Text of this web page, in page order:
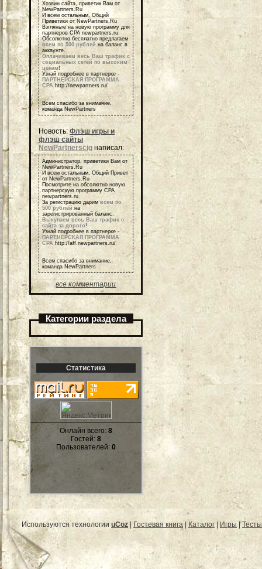
Хозяин сайта, приветик Вам от
NewPartners.Ru
И всем остальным, Общий
Приветики от NewPartners.Ru
Взгляньте на новую программу для
партнеров СРА newpartners.ru
Обсолютно бесплатно предлагаем
всем по 500 рублей на баланс в
аккаунте.
Оплачиваем весь Ваш трафик с
социальных сетей по высоким
ценам!
Узнай подробнее в партнерке -
ПАРТНЕРСКАЯ ПРОГРАММА
СРА http://newpartners.ru/
Всем спасибо за внимание,
команда NewPartners
Новость: Флэш игры и
флэш сайты
NewPartnerscig написал:
Администратор, приветики Вам от
NewPartners.Ru
И всем остальным, Общий Привет
от NewPartners.Ru
Посмотрите на обсолютно новую
партнерскую программу СРА
newpartners.ru
За регистрацию даримвсем по
500 рублей на
зарегистрированный баланс.
Выкупаем весь Ваш трафик с
сайта за дорого!
Узнай подробнее в партнерке -
ПАРТНЕРСКАЯ ПРОГРАММА
СРА http://aff.newpartners.ru/
Всем спасибо за внимание,
команда NewPartners
все комментарии
Категории раздела
Статистика
Онлайн всего: 8
Гостей: 8
Пользователей: 0
Используются технологии uCoz Гостевая книга| Каталог Игры |Тесты